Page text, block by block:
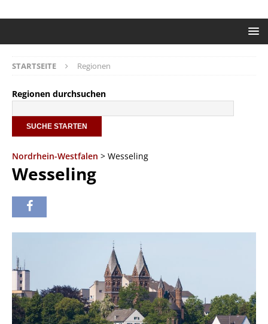
STARTSEITE Regionen
Regionen durchsuchen
Nordrhein-Westfalen > Wesseling
Wesseling